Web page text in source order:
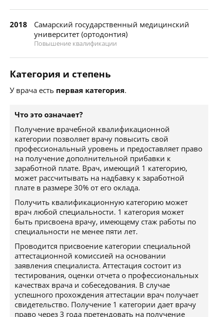
2018
Самарский государственный медицинский
университет (ортодонтия)
Повышение квалификации
Категория и степень
У врача есть первая категория.
Что это означает?
Получение врачебной квалификационной
категории позволяет врачу повысить свой
профессиональный уровень и предоставляет право
на получение дополнительной прибавки к
заработной плате. Врач, имеющий 1 категорию,
может рассчитывать на надбавку к заработной
плате в размере 30% от его оклада.
Получить квалификационную категорию может
врач любой специальности. 1 категория может
быть присвоена врачу, имеющему стаж работы по
специальности не менее пяти лет.
Проводится присвоение категории специальной
аттестационной комиссией на основании
заявления специалиста. Аттестация состоит из
тестирования, оценки отчета о профессиональных
качествах врача и собеседования. В случае
успешного прохождения аттестации врач получает
свидетельство. Получение 1 категории дает врачу
право через 3 года претендовать на получение